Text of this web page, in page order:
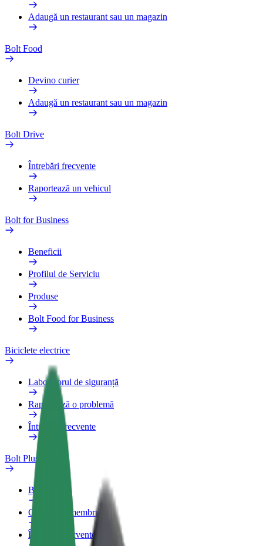
Adaugă un restaurant sau un magazin
Bolt Food
Devino curier
Adaugă un restaurant sau un magazin
Bolt Drive
Întrebări frecvente
Raportează un vehicul
Bolt for Business
Beneficii
Profilul de Serviciu
Produse
Bolt Food for Business
Biciclete electrice
Laboratorul de siguranță
Raportează o problemă
Întrebări frecvente
Bolt Plus
Beneficii
Cum devii membru
Întrebări frecvente